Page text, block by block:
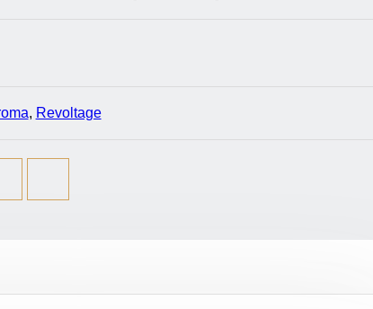
, Revoltage